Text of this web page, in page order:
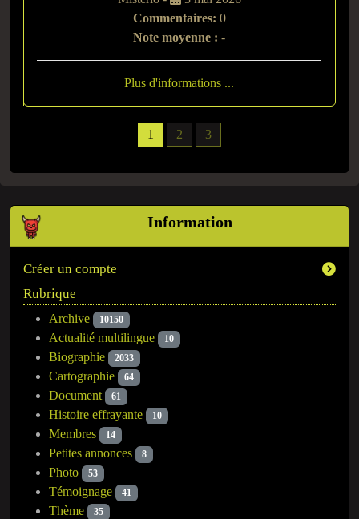
Information
Créer un compte
Rubrique
Archive 10150
Actualité multilingue 10
Biographie 2033
Cartographie 64
Document 61
Histoire effrayante 10
Membres 14
Petites annonces 8
Photo 53
Témoignage 41
Thème 35
1 2 3
Commentaires: 0
Note moyenne : -
Plus d'informations ...